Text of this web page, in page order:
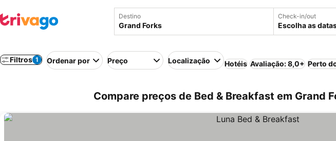
Destino Check-in/out
Escolha as
Filtros 1 Ordenar por Preço Localização Hotéis Avaliação: 8,0+ Perto
Compare preços de Bed & Breakfast em Grand